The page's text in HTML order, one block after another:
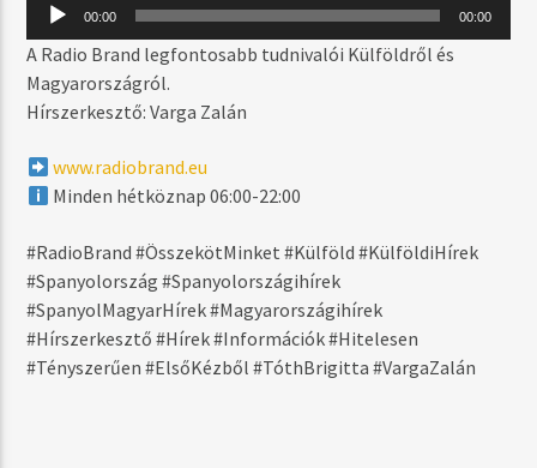
HOME ALONE (DIRTY)
R.KELLY & KEITH MURRAY
MŰSOR ADÁSBAN
18:00 19:59
00:00 00:00
A Radio Brand legfontosabb tudnivalói Külföldről és
Magyarországról.
Hírszerkesztő: Varga Zalán
www.radiobrand.eu
Minden hétköznap 06:00-22:00
#RadioBrand #ÖsszekötMinket #Külföld #KülföldiHírek
#Spanyolország #Spanyolországihírek
#SpanyolMagyarHírek #Magyarországihírek
#Hírszerkesztő #Hírek #Információk #Hitelesen
#Tényszerűen #ElsőKézből #TóthBrigitta #VargaZalán